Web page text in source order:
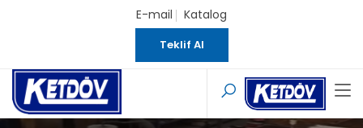
E-mail Katalog
Teklif Al